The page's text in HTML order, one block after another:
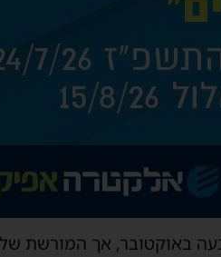
באוקטובר, אך המורשת